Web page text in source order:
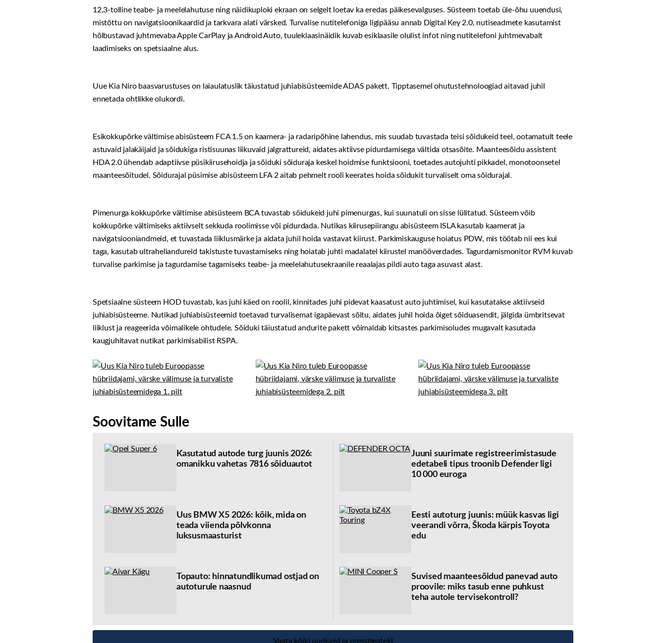
12,3-tolline teabe- ja meelelahutuse ning näidikuploki ekraan on selgelt loetav ka eredas päikesevalguses. Süsteem toetab üle-õhu uuendusi,
mistõttu on navigatsioonikaardid ja tarkvara alati värsked. Turvalise nutitelefoniga ligipääsu annab Digital Key 2.0, nutiseadmete kasutamist
hõlbustavad juhtmevaba Apple CarPlay ja Android Auto, tuuleklaasinäidik kuvab esiklaasile olulist infot ning nutitelefoni juhtmevabalt
laadimiseks on spetsiaalne alus.
Uue Kia Niro baasvarustuses on laiaulatuslik täiustatud juhiabisüsteemide ADAS pakett. Tipptasemel ohutustehnoloogiad aitavad juhil
ennetada ohtlikke olukordi.
Esikokkupõrke vältimise abisüsteem FCA 1.5 on kaamera- ja radaripõhine lahendus, mis suudab tuvastada teisi sõidukeid teel, ootamatult teele
astuvaid jalakäijaid ja sõidukiga ristisuunas liikuvaid jalgrattureid, aidates aktiivse pidurdamisega vältida otsasõite. Maanteesõidu assistent
HDA 2.0 ühendab adaptiivse püsikiirusehoidja ja sõiduki sõiduraja keskel hoidmise funktsiooni, toetades autojuhti pikkadel, monotoonsetel
maanteesõitudel. Sõidurajal püsimise abisüsteem LFA 2 aitab pehmelt rooli keerates hoida sõidukit turvaliselt oma sõidurajal.
Pimenurga kokkupõrke vältimise abisüsteem BCA tuvastab sõidukeid juhi pimenurgas, kui suunatuli on sisse lülitatud. Süsteem võib
kokkupõrke vältimiseks aktiivselt sekkuda roolimisse või pidurdada. Nutikas kiirusepiirangu abisüsteem ISLA kasutab kaamerat ja
navigatsiooniandmeid, et tuvastada liiklusmärke ja aidata juhil hoida vastavat kiirust. Parkimiskauguse hoiatus PDW, mis töötab nii ees kui
taga, kasutab ultraheliandureid takistuste tuvastamiseks ning hoiatab juhti madalatel kiirustel manööverdades. Tagurdamismonitor RVM kuvab
turvalise parkimise ja tagurdamise tagamiseks teabe- ja meelelahutusekraanile reaalajas pildi auto taga asuvast alast.
Spetsiaalne süsteem HOD tuvastab, kas juhi käed on roolil, kinnitades juhi pidevat kaasatust auto juhtimisel, kui kasutatakse aktiivseid
juhiabisüsteeme. Nutikad juhiabisüsteemid toetavad turvalisemat igapäevast sõitu, aidates juhil hoida õiget sõiduasendit, jälgida ümbritsevat
liiklust ja reageerida võimalikele ohtudele. Sõiduki täiustatud andurite pakett võimaldab kitsastes parkimisoludes mugavalt kasutada
kaugjuhitavat nutikat parkimisabilist RSPA.
Soovitame Sulle
Kasutatud autode turg juunis 2026:
omanikku vahetas 7816 sõiduautot
Uus BMW X5 2026: kõik, mida on
teada viienda põlvkonna
luksusmaasturist
Topauto: hinnatundlikumad ostjad on
autoturule naasnud
Juuni suurimate registreerimistasude
edetabeli tipus troonib Defender ligi
10 000 euroga
Eesti autoturg juunis: müük kasvas ligi
veerandi võrra, Škoda kärpis Toyota
edu
Suvised maanteesõidud panevad auto
proovile: miks tasub enne puhkust
teha autole tervisekontroll?
Vaata kõiki uudiseid ja pressiteateid